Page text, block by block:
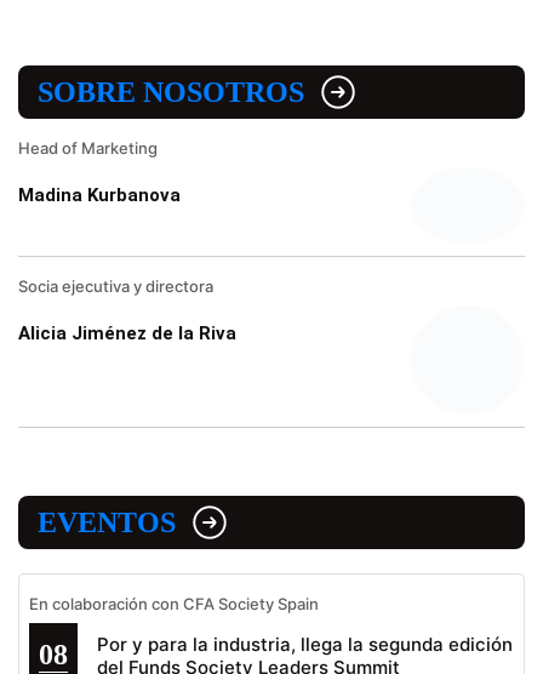
SOBRE NOSOTROS
Head of Marketing
Madina Kurbanova
Socia ejecutiva y directora
Alicia Jiménez de la Riva
EVENTOS
En colaboración con CFA Society Spain
08
Por y para la industria, llega la segunda edición
del Funds Society Leaders Summit